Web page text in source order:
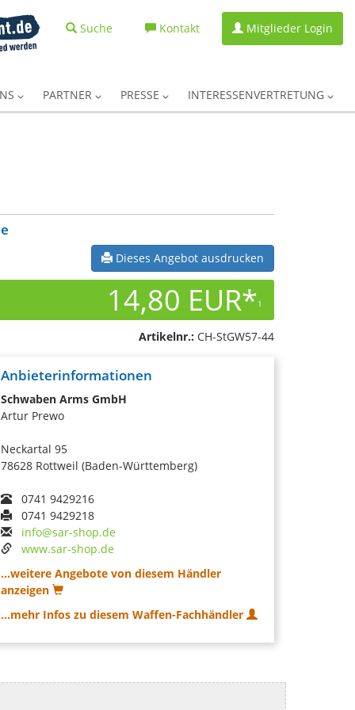
Suche Kontakt Mitglieder Login
PARTNER PRESSE INTERESSENVERTRETUNG
Dieses Angebot ausdrucken
14,80 EUR*1
Artikelnr.: CH-StGW57-44
Anbieterinformationen
Schwaben Arms GmbH
Artur Prewo
Neckartal 95
78628 Rottweil (Baden-Württemberg)
0741 9429216
0741 9429218
info@sar-shop.de
www.sar-shop.de
...weitere Angebote von diesem Händler
anzeigen
...mehr Infos zu diesem Waffen-Fachhändler